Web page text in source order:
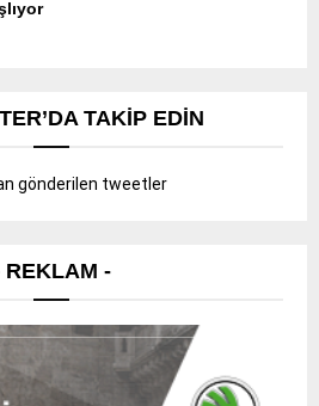
TAKIP EDIN
gönderilen tweetler
REKLAM -